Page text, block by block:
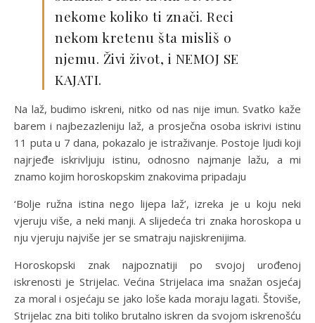
nekome koliko ti znači. Reci
nekom kretenu šta misliš o
njemu. Živi život, i NEMOJ SE
KAJATI.
Na laž, budimo iskreni, nitko od nas nije imun. Svatko kaže
barem i najbezazleniju laž, a prosječna osoba iskrivi istinu
11 puta u 7 dana, pokazalo je istraživanje. Postoje ljudi koji
najrjeđe iskrivljuju istinu, odnosno najmanje lažu, a mi
znamo kojim horoskopskim znakovima pripadaju
‘Bolje ružna istina nego lijepa laž’, izreka je u koju neki
vjeruju više, a neki manji. A slijedeća tri znaka horoskopa u
nju vjeruju najviše jer se smatraju najiskrenijima.
Horoskopski znak najpoznatiji po svojoj urođenoj
iskrenosti je Strijelac. Većina Strijelaca ima snažan osjećaj
za moral i osjećaju se jako loše kada moraju lagati. Štoviše,
Strijelac zna biti toliko brutalno iskren da svojom iskrenošću